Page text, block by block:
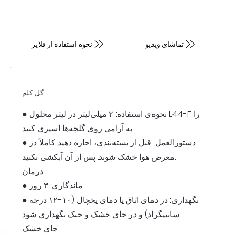
نحوه استفاده از فلایر تماشای ویدیو
گل کلم
● نحوه‌ی استفاده: ۲ میلی‌لیتر در لیتر محلول L44-F را
به آرامی روی گلچه‌ها اسپری کنید.
● دستورالعمل: قبل از بسته‌بندی، اجازه دهید کاملاً در
معرض هوا خشک شوند. پس از آن آبکشی نکنید.
درمان.
● ماندگاری: ۳ روز.
● نگهداری: در دمای اتاق یا دمای یخچال (۱۰-۱۲ درجه
سانتیگراد) و در جای خشک و خنک نگهداری شود.
جای خشک.